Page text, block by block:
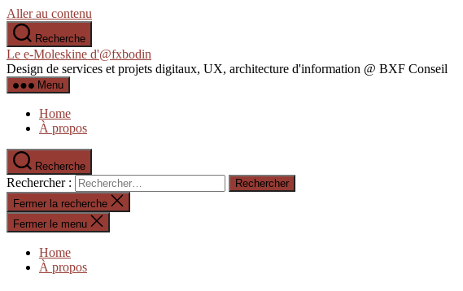
Aller au contenu
Recherche
Le e-Moleskine d'@fxbodin
Design de services et projets digitaux, UX, architecture d'information @ BXF Conseil
Menu
Home
À propos
Recherche
Rechercher :
Fermer la recherche
Fermer le menu
Home
À propos